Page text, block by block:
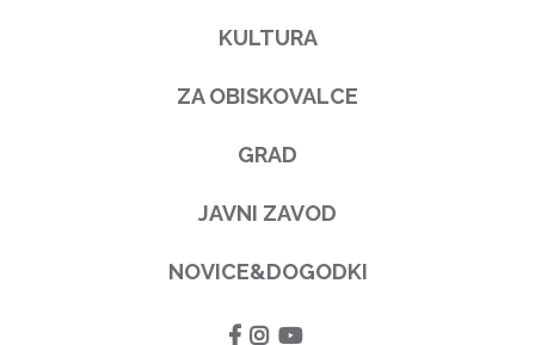
KULTURA
ZA OBISKOVALCE
GRAD
JAVNI ZAVOD
NOVICE&DOGODKI